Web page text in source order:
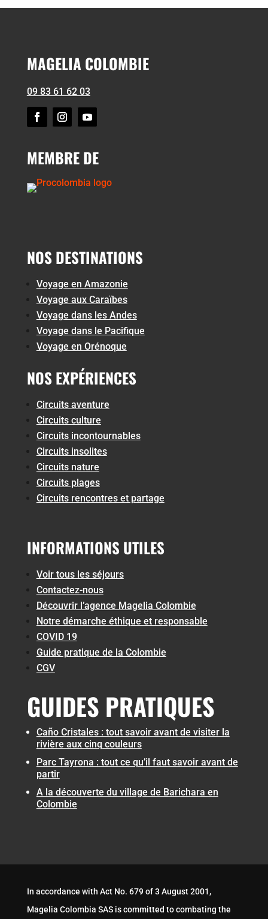
MAGELIA COLOMBIE
09 83 61 62 03
MEMBRE DE
NOS DESTINATIONS
Voyage en Amazonie
Voyage aux Caraïbes
Voyage dans les Andes
Voyage dans le Pacifique
Voyage en Orénoque
NOS EXPÉRIENCES
Circuits aventure
Circuits culture
Circuits incontournables
Circuits insolites
Circuits nature
Circuits plages
Circuits rencontres et partage
INFORMATIONS UTILES
Voir tous les séjours
Contactez-nous
Découvrir l’agence Magelia Colombie
Notre démarche éthique et responsable
COVID 19
Guide pratique de la Colombie
CGV
GUIDES PRATIQUES
Caño Cristales : tout savoir avant de visiter la
rivière aux cinq couleurs
Parc Tayrona : tout ce qu’il faut savoir avant de
partir
A la découverte du village de Barichara en
Colombie
In accordance with Act No. 679 of 3 August 2001,
Magelia Colombia SAS is committed to combating the